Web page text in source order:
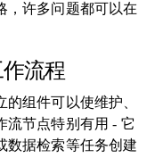
，许多问题都可以在
流程
组件可以使维护、
流节点特别有用 - 它
数据检索等任务创建